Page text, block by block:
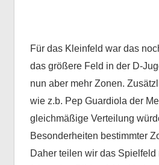
Für das Kleinfeld war das
das größere Feld in der D-
nun aber mehr Zonen.
wie z.b. Pep Guardiola der
gleichmäßige Verteilung
Besonderheiten bestimmter
Daher teilen wir das Spielfeld